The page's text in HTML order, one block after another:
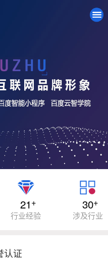
21+
行业经验
30+
涉及行业
认证